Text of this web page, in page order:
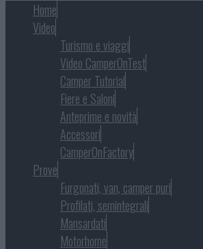
Home
Video
Turismo e viaggi
Video CamperOnTest
Camper Tutorial
Fiere e Saloni
Anteprime e novità
Accessori
CamperOnFactory
Prove
Furgonati, van, camper puri
Profilati, semintegrali
Mansardati
Motorhome